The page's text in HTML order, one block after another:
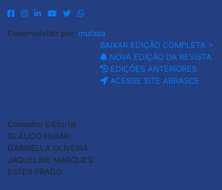
Desenvolvido por: mufasa
BAIXAR EDIÇÃO COMPLETA >
NOVA EDIÇÃO DA REVISTA
EDIÇÕES ANTERIORES
ACESSE SITE ABRASCE
Conselho Editorial
GLAUCO HUMAI
GABRIELLA OLIVEIRA
JAQUELINE MARQUES
ESTER PRADO